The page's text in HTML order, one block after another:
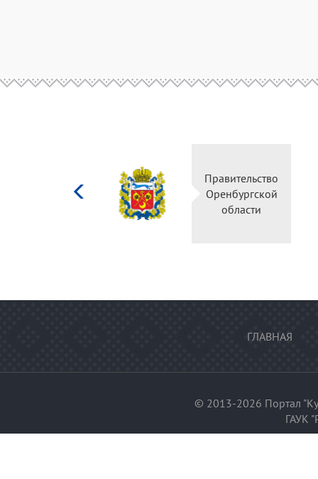
культуры
Российской
Правительство
Оренбургской
области
ГЛАВНАЯ
© 2013-2026 Портал
ГАУК